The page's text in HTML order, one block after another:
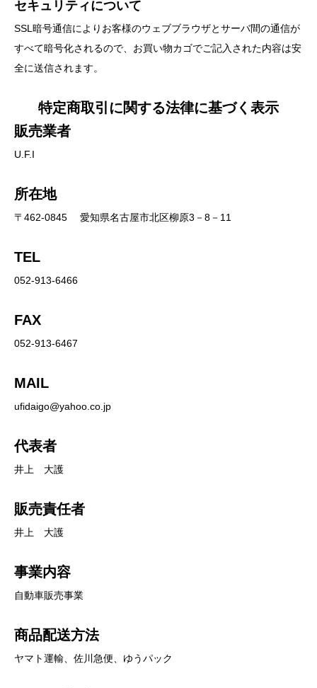
セキュリティについて
SSL暗号通信によりお客様のウェブブラウザとサーバ間の通信が
すべて暗号化されるので、お買い物カゴでご記入された内容は安
全に送信されます。
特定商取引に関する法律に基づく表示
販売業者
U.F.I
所在地
〒462-0845 愛知県名古屋市北区柳原3－8－11
TEL
052-913-6466
FAX
052-913-6467
MAIL
ufidaigo@yahoo.co.jp
代表者
井上 大護
販売責任者
井上 大護
事業内容
自動車販売事業
商品配送方法
ヤマト運輸、佐川急便、ゆうパック